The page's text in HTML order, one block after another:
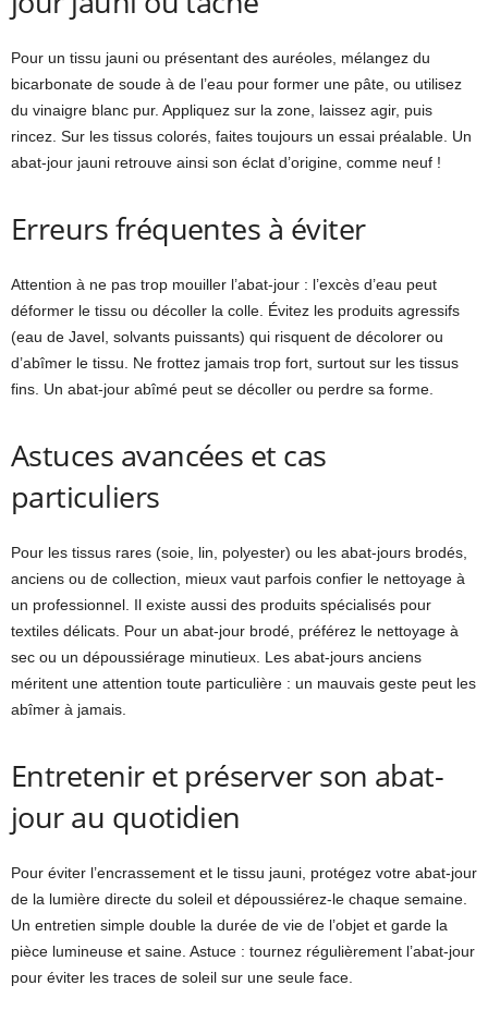
Pour un tissu jauni ou présentant des auréoles, mélangez du
bicarbonate de soude à de l’eau pour former une pâte, ou utilisez
du vinaigre blanc pur. Appliquez sur la zone, laissez agir, puis
rincez. Sur les tissus colorés, faites toujours un essai préalable. Un
abat-jour jauni retrouve ainsi son éclat d’origine, comme neuf !
Erreurs fréquentes à éviter
Attention à ne pas trop mouiller l’abat-jour : l’excès d’eau peut
déformer le tissu ou décoller la colle. Évitez les produits agressifs
(eau de Javel, solvants puissants) qui risquent de décolorer ou
d’abîmer le tissu. Ne frottez jamais trop fort, surtout sur les tissus
fins. Un abat-jour abîmé peut se décoller ou perdre sa forme.
Astuces avancées et cas
particuliers
Pour les tissus rares (soie, lin, polyester) ou les abat-jours brodés,
anciens ou de collection, mieux vaut parfois confier le nettoyage à
un professionnel. Il existe aussi des produits spécialisés pour
textiles délicats. Pour un abat-jour brodé, préférez le nettoyage à
sec ou un dépoussiérage minutieux. Les abat-jours anciens
méritent une attention toute particulière : un mauvais geste peut les
abîmer à jamais.
Entretenir et préserver son abat-
jour au quotidien
Pour éviter l’encrassement et le tissu jauni, protégez votre abat-jour
de la lumière directe du soleil et dépoussiérez-le chaque semaine.
Un entretien simple double la durée de vie de l’objet et garde la
pièce lumineuse et saine. Astuce : tournez régulièrement l’abat-jour
pour éviter les traces de soleil sur une seule face.